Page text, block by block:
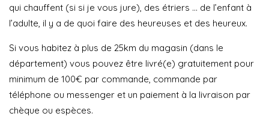
qui chauffent (si si je vous jure), des étriers … de l’enfant à
l’adulte, il y a de quoi faire des heureuses et des heureux.
Si vous habitez à plus de 25km du magasin (dans le
département) vous pouvez être livré(e) gratuitement pour
minimum de 100€ par commande, commande par
téléphone ou messenger et un paiement à la livraison par
chèque ou espèces.